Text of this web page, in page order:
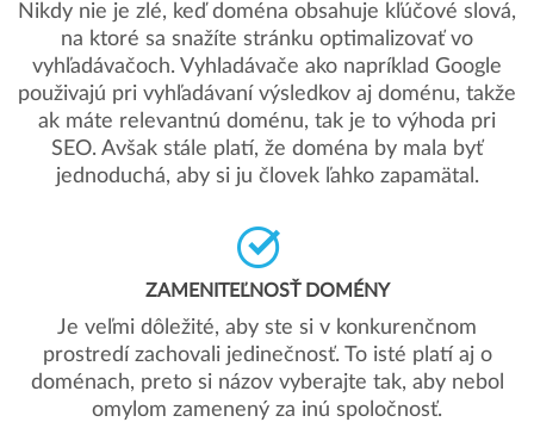
Nikdy nie je zlé, keď doména obsahuje kľúčové slová,
na ktoré sa snažíte stránku optimalizovať vo
vyhľadávačoch. Vyhladávače ako napríklad Google
použivajú pri vyhľadávaní výsledkov aj doménu, takže
ak máte relevantnú doménu, tak je to výhoda pri
SEO. Avšak stále platí, že doména by mala byť
jednoduchá, aby si ju človek ľahko zapamätal.
ZAMENITEĽNOSŤ DOMÉNY
Je veľmi dôležité, aby ste si v konkurenčnom
prostredí zachovali jedinečnosť. To isté platí aj o
doménach, preto si názov vyberajte tak, aby nebol
omylom zamenený za inú spoločnosť.